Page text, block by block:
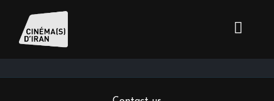
Inscrivez-vous à notre newsletter